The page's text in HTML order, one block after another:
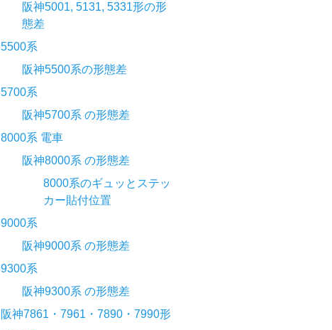
阪神5001, 5131, 5331形の形
態差
5500系
阪神5500系の形態差
5700系
阪神5700系 の形態差
8000系 電車
阪神8000系 の形態差
8000系のギュッとステッ
カー貼付位置
9000系
阪神9000系 の形態差
9300系
阪神9300系 の形態差
阪神7861・7961・7890・7990形